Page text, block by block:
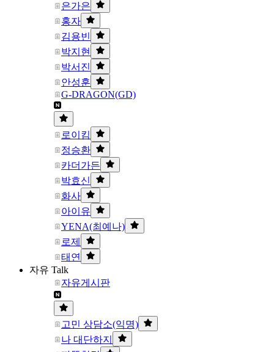
은가은
홍자
김용빈
박지현
박서진
안성훈
G-DRAGON(GD)
로이킴
정승환
카더가든
박효신
화사
아이유
YENA(최예나)
로제
태연
자유 Talk
자유게시판
고민 상담소(익명)
나 대단하지